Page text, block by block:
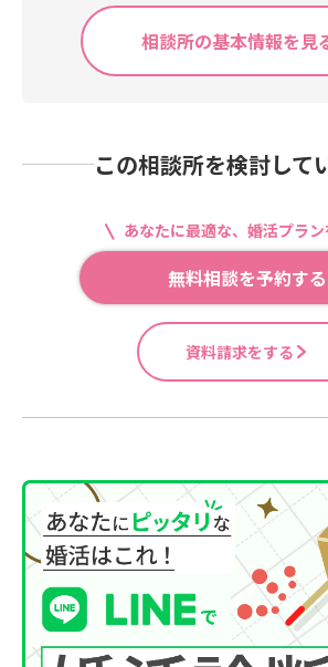
相談所の基本情報を見
この相談所を検討して
あなたに最適な、婚活プラ
無料相談を予約する
資料請求をする